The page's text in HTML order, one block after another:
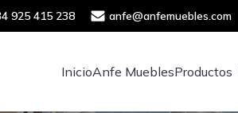
925 415 238 anfe@anfemuebles.com
InicioAnfe MueblesProductos